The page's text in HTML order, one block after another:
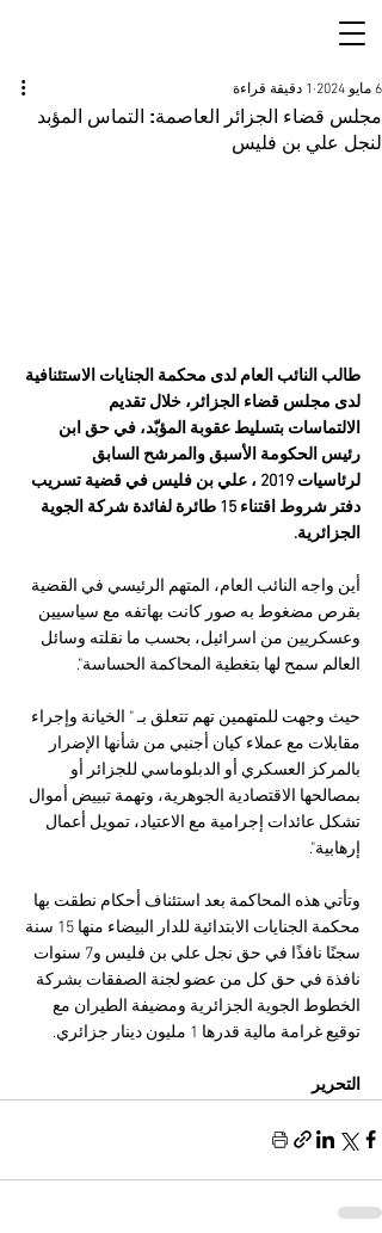
مجلس قضاء الجزائر العاصمة: التماس المؤبد
لنجل علي بن فليس
6 مايو 2024 1 دقيقة قراءة
طالب النائب العام لدى محكمة الجنايات الاستئنافية
لدى مجلس قضاء الجزائر، خلال تقديم
الالتماسات بتسليط عقوبة المؤبّد، في حق ابن
رئيس الحكومة الأسبق والمرشح السابق
لرئاسيات 2019 ، علي بن فليس في قضية تسريب
دفتر شروط اقتناء 15 طائرة لفائدة شركة الجوية
الجزائرية.
أين واجه النائب العام، المتهم الرئيسي في القضية
بقرص مضغوط به صور كانت بهاتفه مع سياسيين
وعسكريين من اسرائيل، بحسب ما نقلته وسائل
العالم سمح لها بتغطية المحاكمة الحساسة".
حيث وجهت للمتهمين تهم تتعلق بـ " الخيانة وإجراء
مقابلات مع عملاء كيان أجنبي من شأنها الإضرار
بالمركز العسكري أو الدبلوماسي للجزائر أو
بمصالحها الاقتصادية الجوهرية، وتهمة تبييض أموال
تشكل عائدات إجرامية مع الاعتياد، تمويل أعمال
إرهابية".
وتأتي هذه المحاكمة بعد استئناف أحكام نطقت بها
محكمة الجنايات الابتدائية للدار البيضاء منها 15 سنة
سجنًا نافذًا في حق نجل علي بن فليس و7 سنوات
نافذة في حق كل من عضو لجنة الصفقات بشركة
الخطوط الجوية الجزائرية ومضيفة الطيران مع
توقيع غرامة مالية قدرها 1 مليون دينار جزائري.
التحرير